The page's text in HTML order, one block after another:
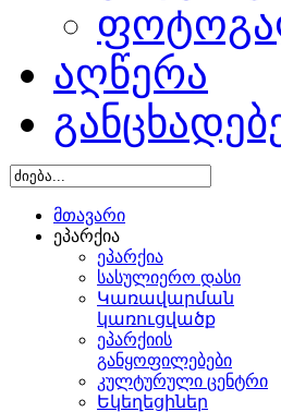
აღწერა
მთავარი
ეპარქია
ეპარქია
სასულიერო დასი
Կառավարման
կառուցվածք
ეპარქიის
განყოფილებები
კულტურული ცენტრი
Եկեղեցիներ